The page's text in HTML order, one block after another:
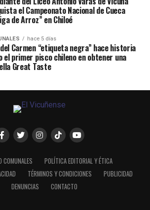
el Campeonato Nacional de Cueca
de Arroz” en Chiloé
hace 5 días
Carmen “etiqueta negra” hace historia
el primer pisco chileno en obtener una
Great Taste
COMUNALES
POLÍTICA EDITORIAL Y ÉTICA
TÉRMINOS Y CONDICIONES
PUBLICIDAD
DENUNCIAS
CONTACTO